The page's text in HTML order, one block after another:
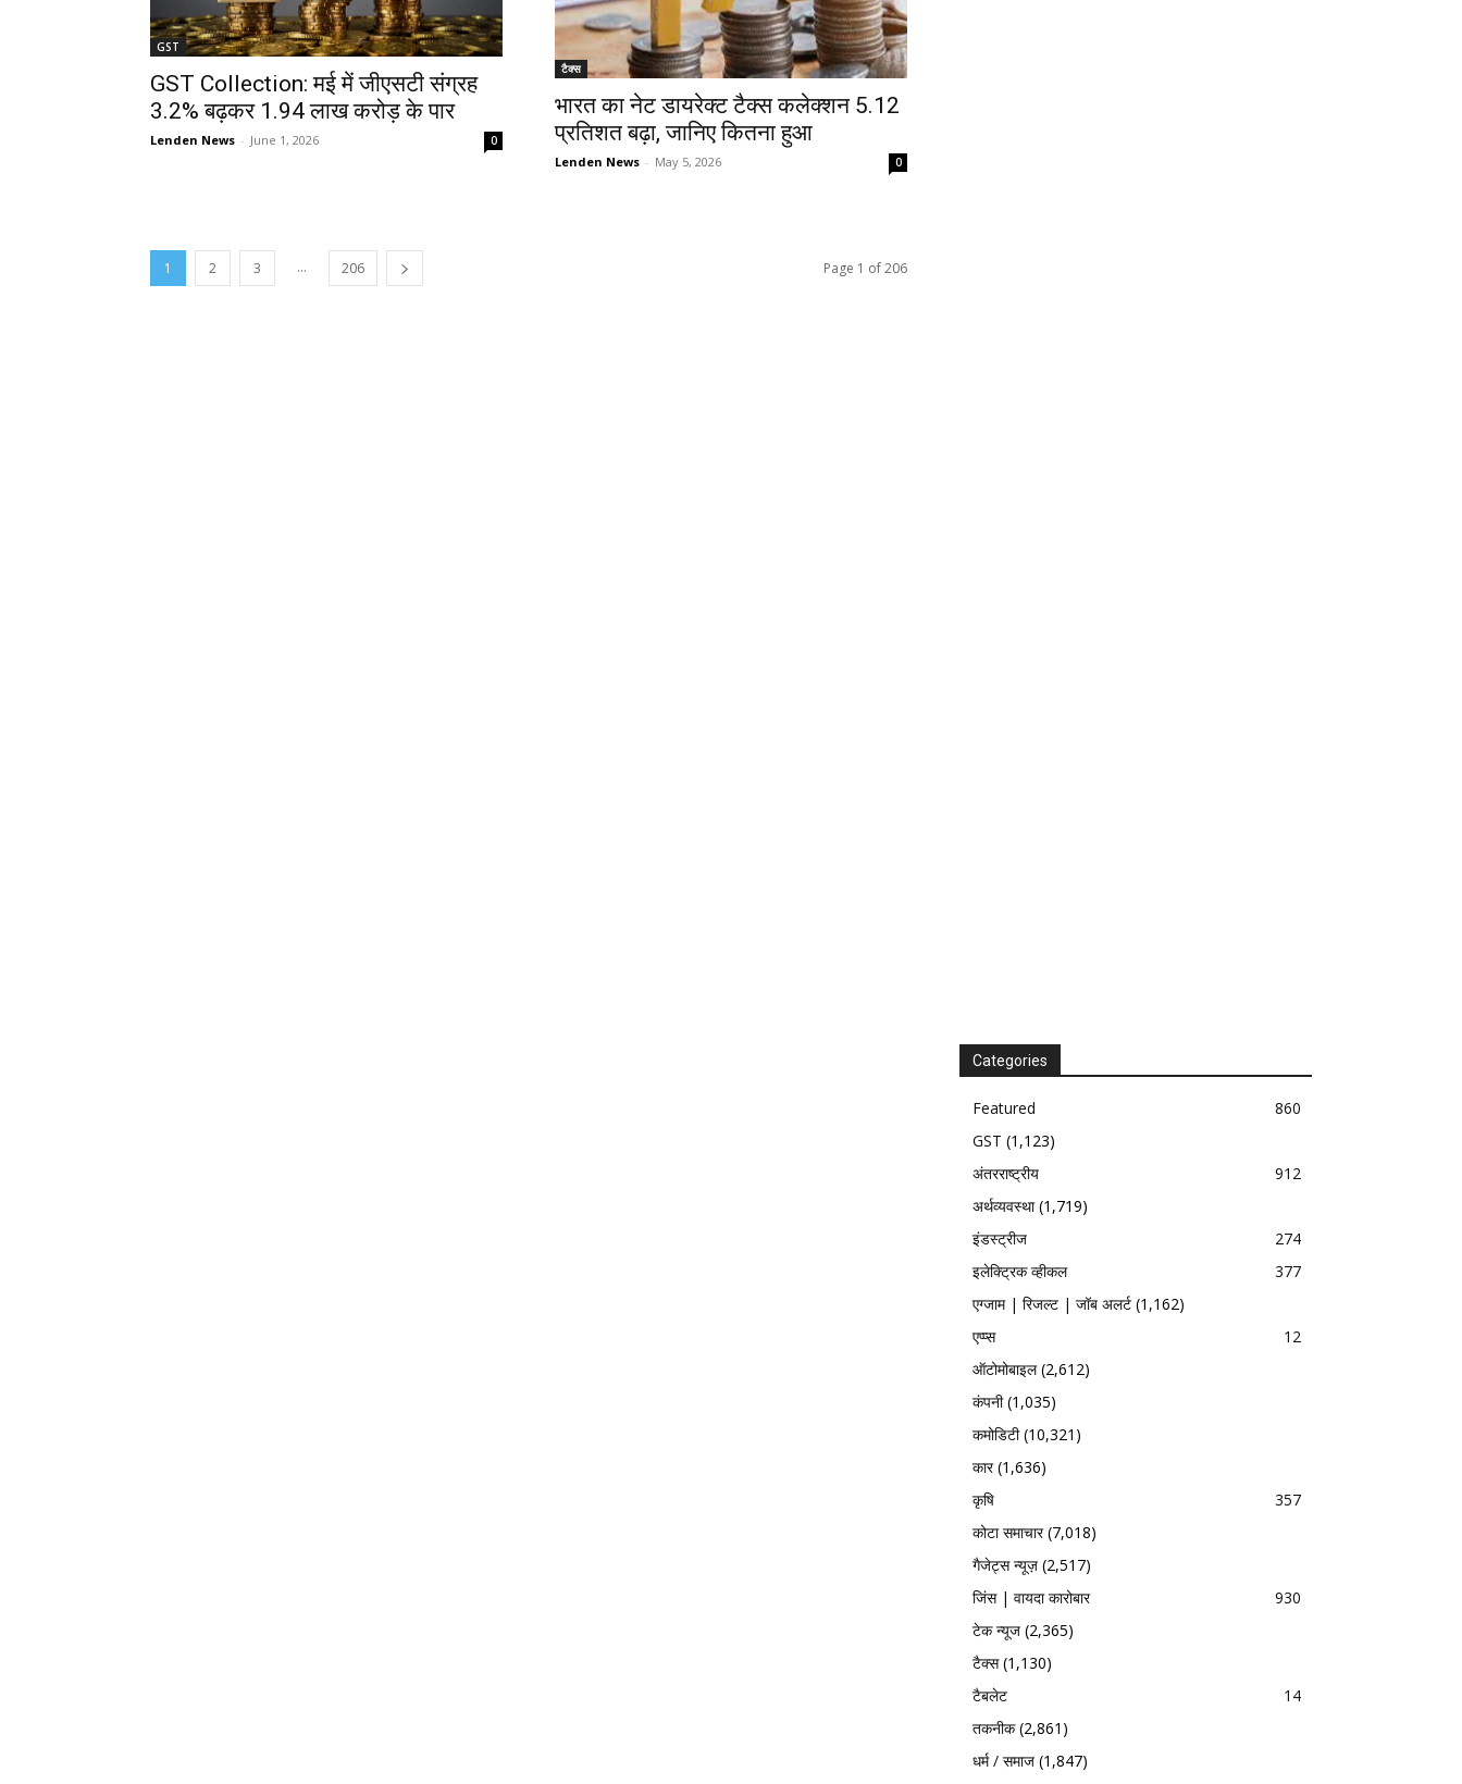
GST
GST Collection: मई में जीएसटी संग्रह
3.2% बढ़कर 1.94 लाख करोड़ के पार
Lenden News - June 1, 2026 0
टैक्स
भारत का नेट डायरेक्ट टैक्स कलेक्शन 5.12
प्रतिशत बढ़ा, जानिए कितना हुआ
Lenden News - May 5, 2026 0
1 2 3 ... 206 Page 1 of 206
Categories
Featured
860
GST (1,123)
अंतरराष्ट्रीय
912
अर्थव्यवस्था(1,719)
इंडस्ट्रीज
274
इलेक्ट्रिक व्हीकल
377
एग्जाम | रिजल्ट | जॉब अलर्ट (1,162)
एप्प्स
12
ऑटोमोबाइल(2,612)
कंपनी(1,035)
कमोडिटी(10,321)
कार(1,636)
कृषि
357
कोटा समाचार(7,018)
गैजेट्स न्यूज़ (2,517)
जिंस | वायदा कारोबार
930
टेक न्यूज (2,365)
टैक्स(1,130)
टैबलेट
14
तकनीक(2,861)
धर्म / समाज (1,847)